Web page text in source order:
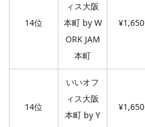
14位
ィス大阪
本町 by W
ORK JAM
本町
¥1,650
14位
いいオフ
ィス大阪
本町 by Y
¥1,650